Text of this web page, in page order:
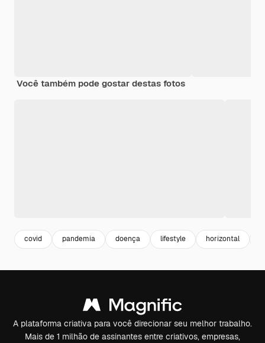
Você também pode gostar destas fotos
covid pandemia doença lifestyle horizontal
A plataforma criativa para você direcionar seu melhor trabalho.
Mais de 1 milhão de assinantes entre criativos, empresas,